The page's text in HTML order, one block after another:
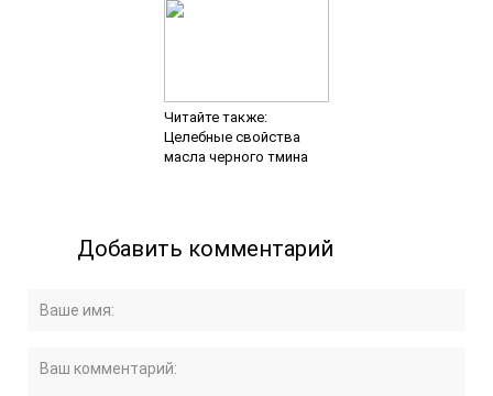
Читайте также:
Целебные свойства
масла черного тмина
Добавить комментарий